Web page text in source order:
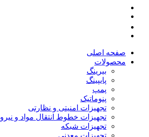
صفحه اصلی
محصولات
بیرینگ
پایپینگ
پمپ
پنوماتیک
تجهیزات امنیتی و نظارتی
تجهیزات خطوط انتقال مواد و نیرو
تجهیزات شبکه
تجهیزات معدنی